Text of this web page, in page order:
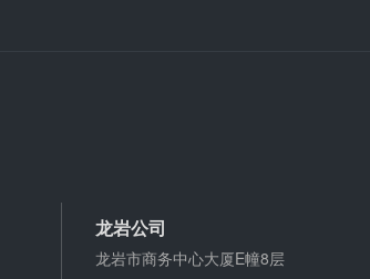
支票有效期是10天，法定节假日可以顺延。
龙岩公司
龙岩市商务中心大厦E幢8层